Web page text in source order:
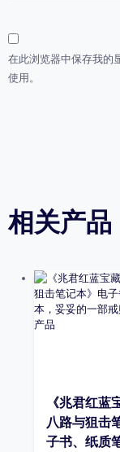
在此浏览器中保存我的
使用。
相关产品
《兆君红蓝
八路与狙击
子书、纸质